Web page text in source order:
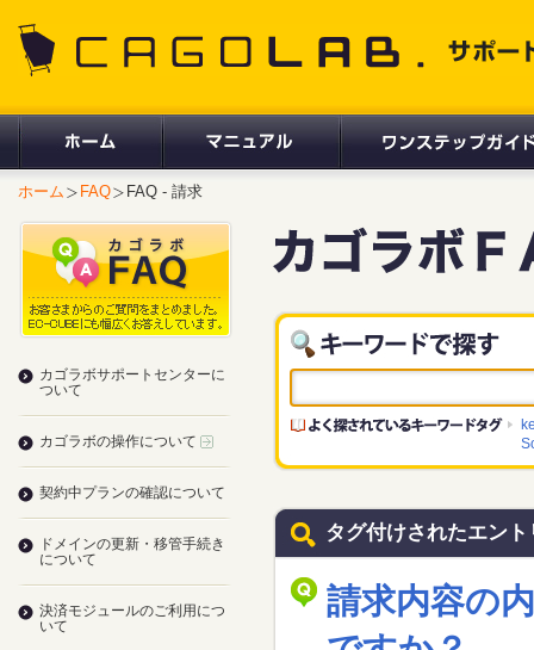
ホーム FAQ FAQ - 請求
タグ付けされたエント
請求内容の
カゴラボサポートセンターに
ついて
カゴラボの操作について
契約中プランの確認について
ドメインの更新・移管手続き
について
決済モジュールのご利用につ
いて